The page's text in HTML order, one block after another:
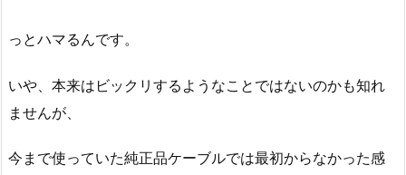
っとハマるんです。
いや、本来はビックリするようなことではないのかも知れ
ませんが、
今まで使っていた純正品ケーブルでは最初からなかった感